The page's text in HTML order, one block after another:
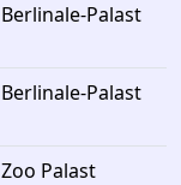
Berlinale-Palast
Berlinale-Palast
Zoo Palast